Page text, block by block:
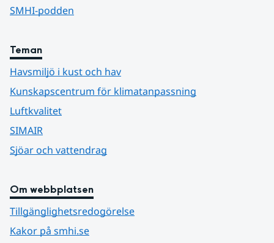
SMHI-podden
Teman
Havsmiljö i kust och hav
Kunskapscentrum för klimatanpassning
Luftkvalitet
SIMAIR
Sjöar och vattendrag
Om webbplatsen
Tillgänglighetsredogörelse
Kakor på smhi.se